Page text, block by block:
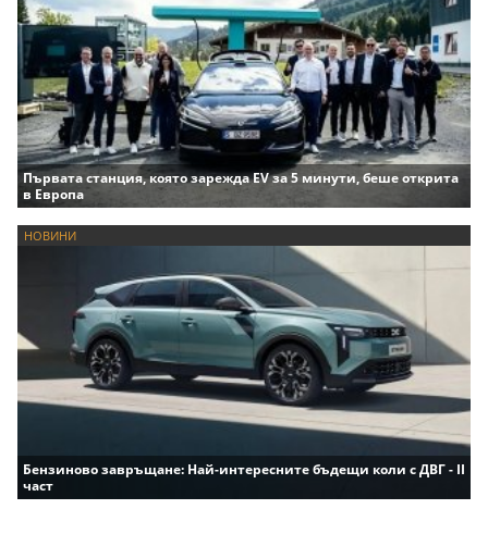
Първата станция, която зарежда EV за 5 минути, беше открита
в Европа
НОВИНИ
Бензиново завръщане: Най-интересните бъдещи коли с ДВГ - II
част